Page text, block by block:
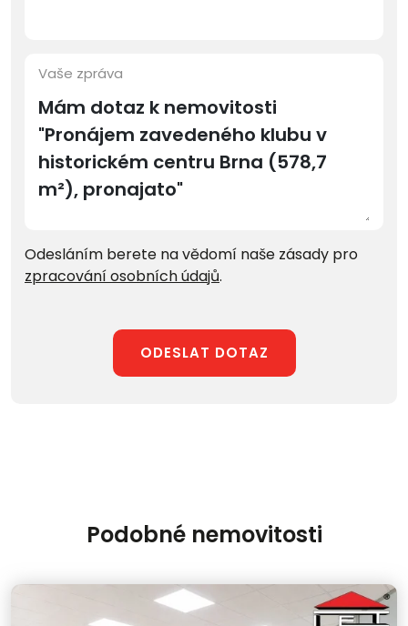
Vaše zpráva
Odesláním berete na vědomí naše zásady pro
zpracování osobních údajů.
ODESLAT DOTAZ
Podobné nemovitosti